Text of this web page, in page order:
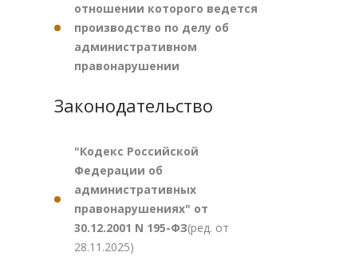
отношении которого ведется
производство по делу об
административном
правонарушении
Законодательство
"Кодекс Российской
Федерации об
административных
правонарушениях" от
30.12.2001 N 195-ФЗ(ред. от
28.11.2025)